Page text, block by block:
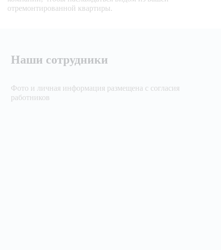
отремонтированной квартиры.
Наши сотрудники
Фото и личная информация размещена с согласия
работников